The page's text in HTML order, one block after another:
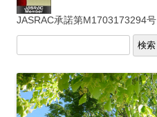
JASRAC承諾第M1703173294号
検索